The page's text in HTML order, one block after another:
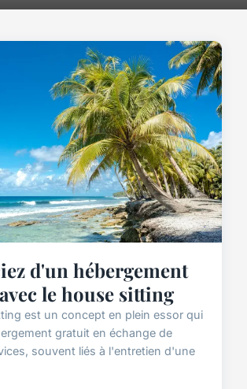
d'un hébergement
le house sitting
est un concept en plein essor qui
gratuit en échange de
souvent liés à l'entretien d'une